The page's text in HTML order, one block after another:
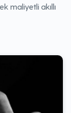
maliyetli akıllı